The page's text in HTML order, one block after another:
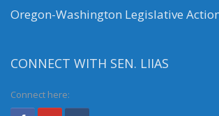
Oregon-Washington Legislative
CONNECT WITH SEN. LIIAS
Connect here: